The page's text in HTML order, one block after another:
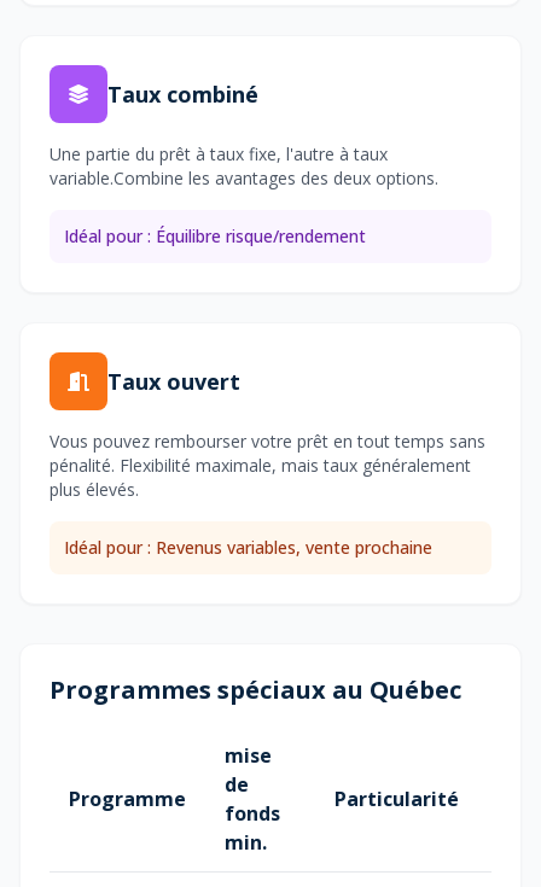
Taux combiné
Une partie du prêt à taux fixe, l'autre à taux
variable.Combine les avantages des deux options.
Idéal pour : Équilibre risque/rendement
Taux ouvert
Vous pouvez rembourser votre prêt en tout temps sans
pénalité. Flexibilité maximale, mais taux généralement
plus élevés.
Idéal pour : Revenus variables, vente prochaine
Programmes spéciaux au Québec
Programme
mise
de
fonds
min.
Particularité